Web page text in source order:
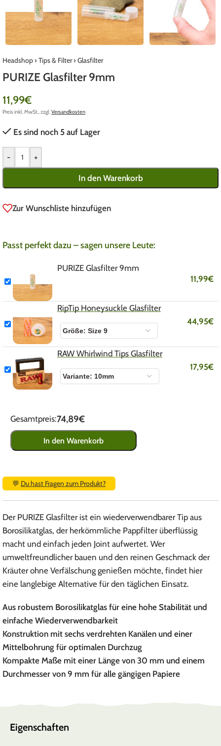
Headshop› Tips & Filter› Glasfilter
PURIZE Glasfilter 9mm
11,99€
Preis inkl. MwSt., zzgl.Versandkosten
Es sind noch 5 auf Lager
- +
In den Warenkorb
Zur Wunschliste hinzufügen
Passt perfekt dazu – sagen unsere Leute:
PURIZE Glasfilter 9mm
11,99€
RipTip Honeysuckle Glasfilter
44,95€
RAW Whirlwind Tips Glasfilter
17,95€
Gesamtpreis:74,89€
In den Warenkorb
💬 Du hast Fragen zum Produkt?
Der PURIZE Glasfilter ist ein wiederverwendbarer Tip aus
Borosilikatglas, der herkömmliche Pappfilter überflüssig
macht und einfach jeden Joint aufwertet. Wer
umweltfreundlicher bauen und den reinen Geschmack der
Kräuter ohne Verfälschung genießen möchte, findet hier
eine langlebige Alternative für den täglichen Einsatz.
Aus robustem Borosilikatglas für eine hohe Stabilität und
einfache Wiederverwendbarkeit
Konstruktion mit sechs verdrehten Kanälen und einer
Mittelbohrung für optimalen Durchzug
Kompakte Maße mit einer Länge von 30 mm und einem
Durchmesser von 9 mm für alle gängigen Papiere
Eigenschaften